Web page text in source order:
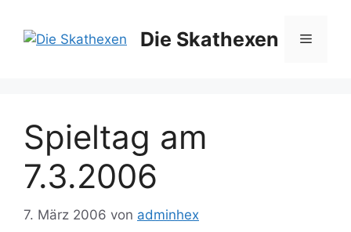
Inhalt
springen
Die Skathexen Menü
Spieltag am
7.3.2006
7. März 2006 von adminhex